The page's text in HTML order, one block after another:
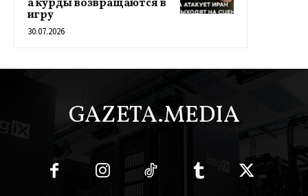
а курды возвращаются в
игру
30.07.2026
GAZETA.MEDIA